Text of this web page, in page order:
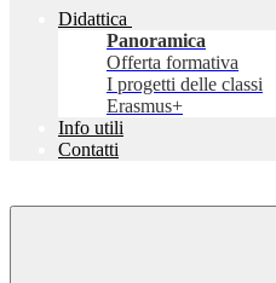
Didattica
Panoramica
Offerta formativa
I progetti delle classi
Erasmus+
Info utili
Contatti